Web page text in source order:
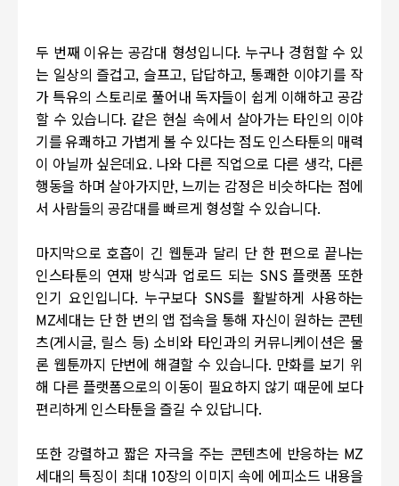
두 번째 이유는 공감대 형성입니다. 누구나 경험할 수 있
는 일상의 즐겁고, 슬프고, 답답하고, 통쾌한 이야기를 작
가 특유의 스토리로 풀어내 독자들이 쉽게 이해하고 공감
할 수 있습니다. 같은 현실 속에서 살아가는 타인의 이야
기를 유쾌하고 가볍게 볼 수 있다는 점도 인스타툰의 매력
이 아닐까 싶은데요. 나와 다른 직업으로 다른 생각, 다른
행동을 하며 살아가지만, 느끼는 감정은 비슷하다는 점에
서 사람들의 공감대를 빠르게 형성할 수 있습니다.
마지막으로 호흡이 긴 웹툰과 달리 단 한 편으로 끝나는
인스타툰의 연재 방식과 업로드 되는 SNS 플랫폼 또한
인기 요인입니다. 누구보다 SNS를 활발하게 사용하는
MZ세대는 단 한 번의 앱 접속을 통해 자신이 원하는 콘텐
츠(게시글, 릴스 등) 소비와 타인과의 커뮤니케이션은 물
론 웹툰까지 단번에 해결할 수 있습니다. 만화를 보기 위
해 다른 플랫폼으로의 이동이 필요하지 않기 때문에 보다
편리하게 인스타툰을 즐길 수 있답니다.
또한 강렬하고 짧은 자극을 주는 콘텐츠에 반응하는 MZ
세대의 특징이 최대10장의 이미지 속에 에피소드 내용을